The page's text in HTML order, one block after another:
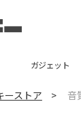
ガジェット
ーストア >
音